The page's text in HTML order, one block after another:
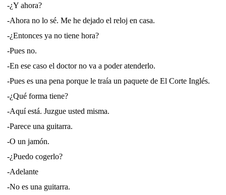
-¿Y ahora?
-Ahora no lo sé. Me he dejado el reloj en casa.
-¿Entonces ya no tiene hora?
-Pues no.
-En ese caso el doctor no va a poder atenderlo.
-Pues es una pena porque le traía un paquete de El Corte Inglés.
-¿Qué forma tiene?
-Aquí está. Juzgue usted misma.
-Parece una guitarra.
-O un jamón.
-¿Puedo cogerlo?
-Adelante
-No es una guitarra.